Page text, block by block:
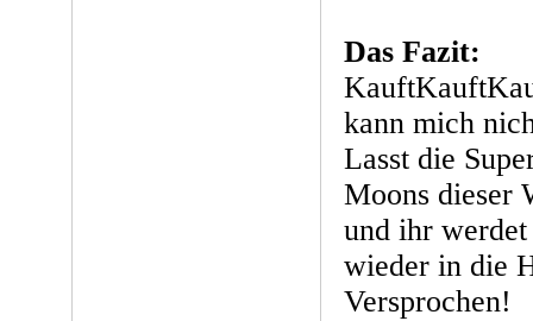
Das Fazit:
kann mich
Lasst die
Moons dieser
und ihr
wieder in die
Versprochen!